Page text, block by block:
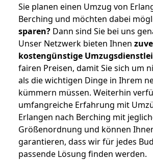
Sie planen einen Umzug von
Berching und möchten dabei
sparen? Dann sind Sie bei uns
Unser Netzwerk bieten Ihnen
kostengünstige
fairen Preisen, damit Sie sich um
als die wichtigen Dinge in Ihrem
kümmern müssen. Weiterhin
umfangreiche Erfahrung mit
Erlangen nach Berching mit
Größenordnung und können
garantieren, dass wir für jedes
passende Lösung finden werden.